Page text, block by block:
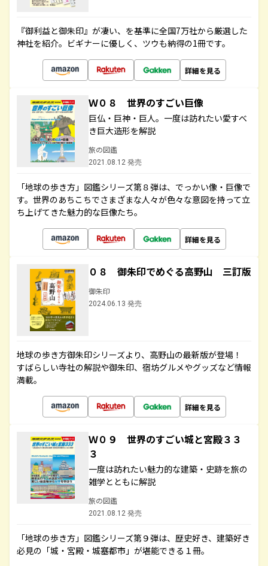
『御利益と御朱印』が凄い、を基準に全国7万社から厳選した
神社を紹介。ビギナーに優しく、ツウも納得の1冊です。
詳細を見る
Ｗ０８ 世界のすごい巨像
巨仏・巨神・巨人。一度は訪れたい愛すべ
き巨大造形を解説
旅の図鑑
2021.08.12 発売
「地球の歩き方」図鑑シリーズ第８弾は、でっかい像・巨像で
す。世界のあちこちでさまざまな人々が色々な意図を持って立
ち上げてきた魅力的な巨像たち。
詳細を見る
０８ 御朱印でめぐる高野山 三訂版
御朱印
2024.06.13 発売
地球の歩き方御朱印シリーズより、高野山の最新版が登場！
すばらしい寺社の解説や御朱印、宿坊グルメやグッズなど情報
満載。
詳細を見る
Ｗ０９ 世界のすごい城と宮殿３３
３
一度は訪れたい魅力的な建築・史跡を旅の
雑学とともに解説
旅の図鑑
2021.08.12 発売
「地球の歩き方」図鑑シリーズ第９弾は、歴史好き、建築好き
必見の「城・宮殿・城塞都市」が堪能できる１冊。